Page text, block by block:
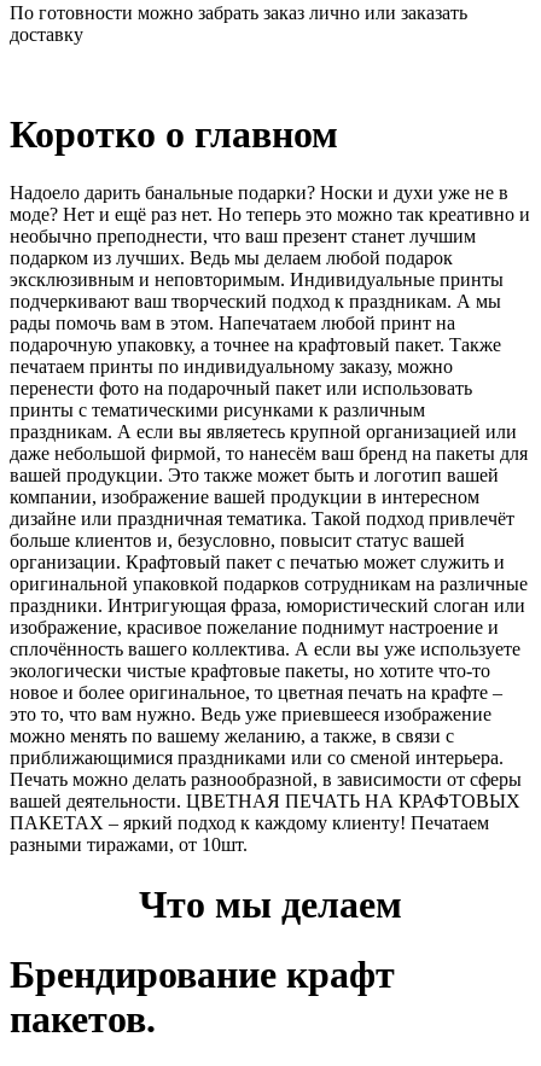
По готовности можно забрать заказ лично или заказать
доставку
Коротко о главном
Надоело дарить банальные подарки? Носки и духи уже не в
моде? Нет и ещё раз нет. Но теперь это можно так креативно и
необычно преподнести, что ваш презент станет лучшим
подарком из лучших. Ведь мы делаем любой подарок
эксклюзивным и неповторимым. Индивидуальные принты
подчеркивают ваш творческий подход к праздникам. А мы
рады помочь вам в этом. Напечатаем любой принт на
подарочную упаковку, а точнее на крафтовый пакет. Также
печатаем принты по индивидуальному заказу, можно
перенести фото на подарочный пакет или использовать
принты с тематическими рисунками к различным
праздникам. А если вы являетесь крупной организацией или
даже небольшой фирмой, то нанесём ваш бренд на пакеты для
вашей продукции. Это также может быть и логотип вашей
компании, изображение вашей продукции в интересном
дизайне или праздничная тематика. Такой подход привлечёт
больше клиентов и, безусловно, повысит статус вашей
организации. Крафтовый пакет с печатью может служить и
оригинальной упаковкой подарков сотрудникам на различные
праздники. Интригующая фраза, юмористический слоган или
изображение, красивое пожелание поднимут настроение и
сплочённость вашего коллектива. А если вы уже используете
экологически чистые крафтовые пакеты, но хотите что-то
новое и более оригинальное, то цветная печать на крафте –
это то, что вам нужно. Ведь уже приевшееся изображение
можно менять по вашему желанию, а также, в связи с
приближающимися праздниками или со сменой интерьера.
Печать можно делать разнообразной, в зависимости от сферы
вашей деятельности. ЦВЕТНАЯ ПЕЧАТЬ НА КРАФТОВЫХ
ПАКЕТАХ – яркий подход к каждому клиенту! Печатаем
разными тиражами, от 10шт.
Что мы делаем
Брендирование крафт
пакетов.